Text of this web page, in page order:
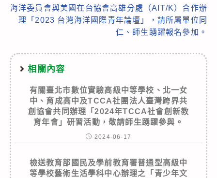
海洋委員會與美國在台協會高雄分處（AIT/K）合作辦
理「2023 台灣海洋國際青年論壇」，請所屬單位同
仁、師生踴躍報名參加。
相關內容
有關臺北市數位實驗高級中等學校、北一女
中、育成高中及TCCA社團法人臺灣跨界共
創協會共同辦理「2024年TCCA社會創新教
育年會」研習活動，敬請師生踴躍參與。
2024-06-17
檢送教育部國民及學前教育署普通型高級中
等學校藝術生活學科中心辦理之「青少年文